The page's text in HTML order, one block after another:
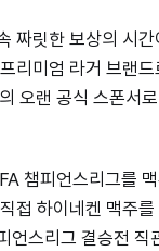
짜릿한 보상의 시
리미엄 라거 브랜
오랜 공식 스폰서
챔피언스리그를
접 하이네켄 맥주
언스리그 결승전